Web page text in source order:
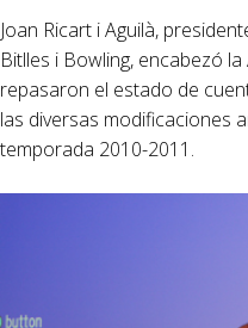
Joan Ricart i Aguilà,
Bitlles i Bowling, encabezó
repasaron el estado de
las diversas modificaciones
temporada 2010-2011.